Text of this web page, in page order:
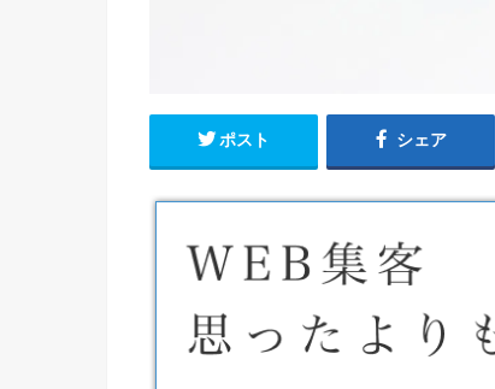
ポスト シェア